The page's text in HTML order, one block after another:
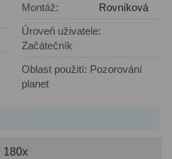
Montáž:
Rovníková
Úroveň uživatele:
Začátečník
Oblast použití: Pozorování
planet
180x